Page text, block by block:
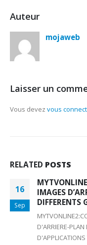
Auteur
mojaweb
Laisser un
Vous devez vous
RELATED POSTS
16
Sep
IMAGES
DIFFERENTS
D'ARRIERE-